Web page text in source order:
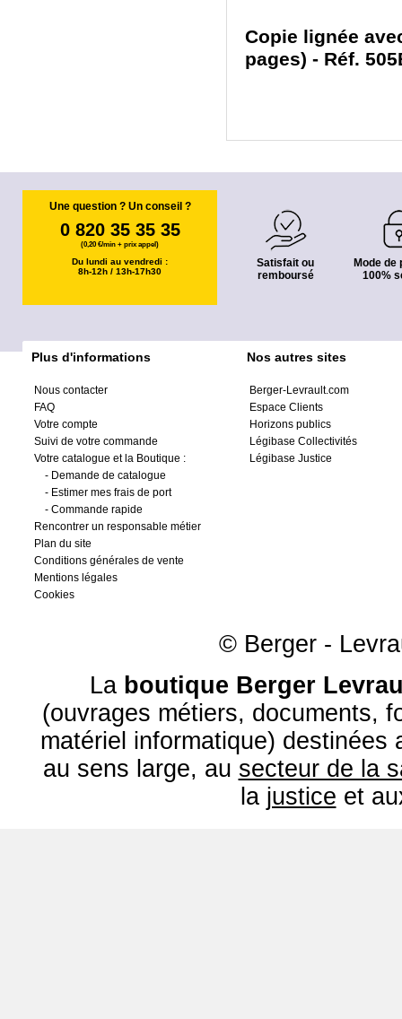
Copie lignée
pages) - Réf.
Une question ? Un conseil ?
0 820 35 35 35
(0,20 €/min + prix appel)
Du lundi au vendredi :
8h-12h / 13h-17h30
Satisfait ou
remboursé
Mode de
100%
Plus d'informations
Nous contacter
FAQ
Votre compte
Suivi de votre commande
Votre catalogue et la Boutique :
- Demande de catalogue
- Estimer mes frais de port
- Commande rapide
Rencontrer un responsable métier
Plan du site
Conditions générales de vente
Mentions légales
Cookies
Nos autres sites
Berger-Levrault.com
Espace Clients
Horizons publics
Légibase Collectivités
Légibase Justice
© Berger -
La boutique Berger
(ouvrages métiers, documents,
matériel informatique) destinées
au sens large, au secteur de la
la justice et